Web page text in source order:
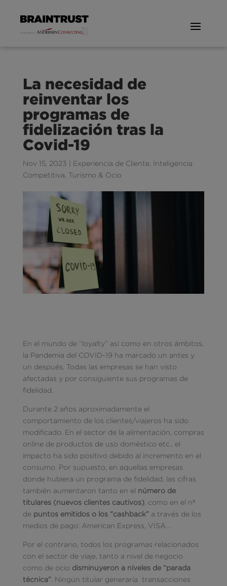
La necesidad de
reinventar los
programas de
fidelización tras la
Covid-19
Nov 15, 2023 Experiencia de Cliente, Inteligencia
Competitiva Turismo & Ocio
En el mundo de “loyalty” así como en otros ámbitos,
la Pandemia del COVID-19 ha marcado un antes y
un después. Todas las empresas se han visto
afectadas y por consiguiente sus programas de
fidelidad.
Durante 2 años aproximadamente el
comportamiento de los clientes/viajeros ha sido
modificado. En el sector de la alimentación, compras
online de productos de uso doméstico etc.. el
impacto ha sido positivo debido al incremento en el
consumo. Por supuesto, en aquellas empresas
donde hubiera un programa de fidelidad, las cifras
también aumentaron tanto en el número de
titulares (nuevos clientes cautivos), como en el nº
de puntos emitidos o los “cashback” a través de los
medios de pago: American Express, VISA…
Por el contrario, todos los programas relacionados
con el sector de viaje, tanto a nivel de negocio
como de ocio disminuyeron a niveles de “parada
técnica” . Ningún titular generaría transacciones